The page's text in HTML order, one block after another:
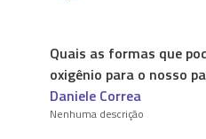
Quais as formas que
oxigênio para o nosso
Daniele Correa
Nenhuma descrição